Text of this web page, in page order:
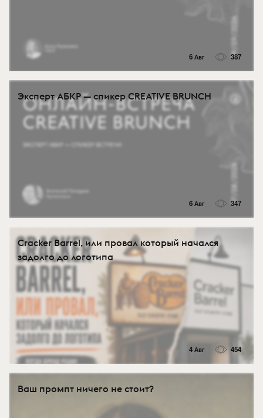
6 Авг 387
Эксперт АБКР — спикер CREATIVE BRUNCH
6 Авг 347
Cracker Barrel, или провал который начался
задолго до логотипа
4 Авг 454
Ваш промпт ничего не стоит?